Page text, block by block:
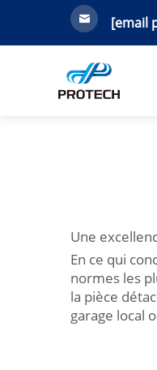
[email
Une
En ce qui
normes les
la pièce
garage local